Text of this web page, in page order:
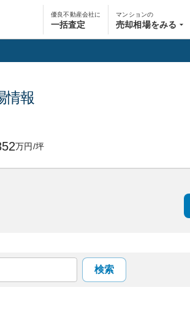
優良不動産会社に
一括査定
マンションの
売却相場をみる
情報
万円/坪
検索